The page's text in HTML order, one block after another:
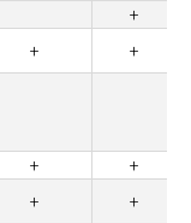
+
+
+
+
+
+
+